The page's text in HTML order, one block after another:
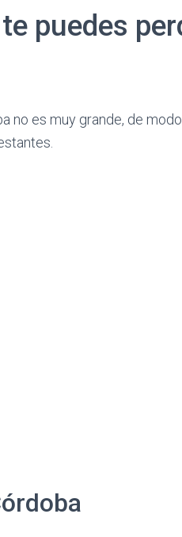
puedes
no es muy grande, de